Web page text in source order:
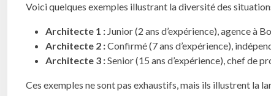
Voici quelques exemples illustrant la diversité des
Architecte 1 : Junior (2 ans d’expérience), agence à
Architecte 2 :Confirmé (7 ans d’expérience),
Architecte 3 :Senior (15 ans d’expérience), chef de
Ces exemples ne sont pas exhaustifs, mais ils illustrent la